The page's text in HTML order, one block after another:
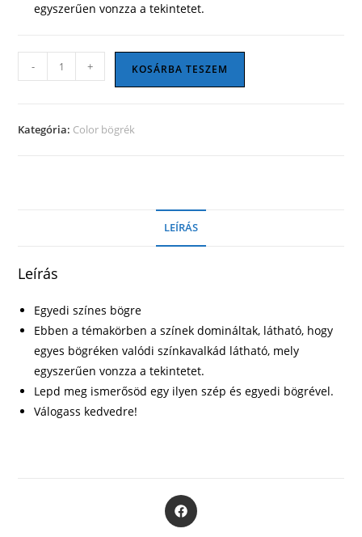
egyszerűen vonzza a tekintetet.
bögre
mennyiség
- + KOSÁRBA TESZEM
Kategória: Color bögrék
LEÍRÁS
Leírás
Egyedi színes bögre
Ebben a témakörben a színek domináltak, látható, hogy
egyes bögréken valódi színkavalkád látható, mely
egyszerűen vonzza a tekintetet.
Lepd meg ismerősöd egy ilyen szép és egyedi bögrével.
Válogass kedvedre!
Opens
in